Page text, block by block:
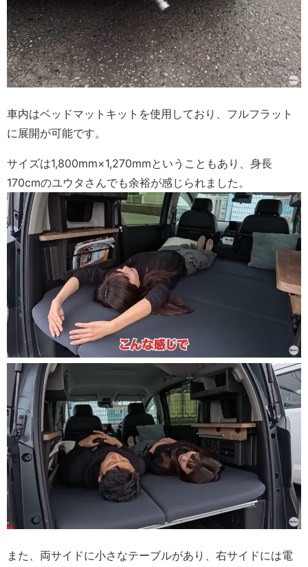
車内はベッドマットキットを使用しており、フルフラット
に展開が可能です。
サイズは1,800mm×1,270mmということもあり、身長
170cmのユウタさんでも余裕が感じられました。
また、両サイドに小さなテーブルがあり、右サイドには電